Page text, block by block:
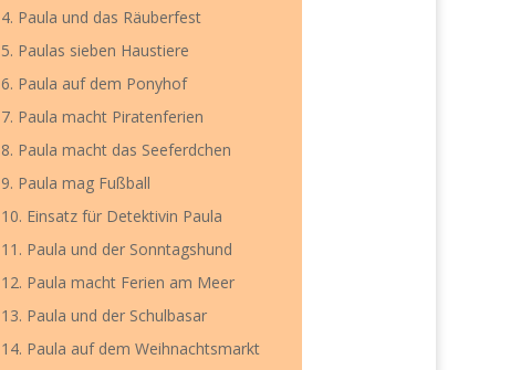
4. Paula und das Räuberfest
5. Paulas sieben Haustiere
6. Paula auf dem Ponyhof
7. Paula macht Piratenferien
8. Paula macht das Seeferdchen
9. Paula mag Fußball
10. Einsatz für Detektivin Paula
11. Paula und der Sonntagshund
12. Paula macht Ferien am Meer
13. Paula und der Schulbasar
14. Paula auf dem Weihnachtsmarkt